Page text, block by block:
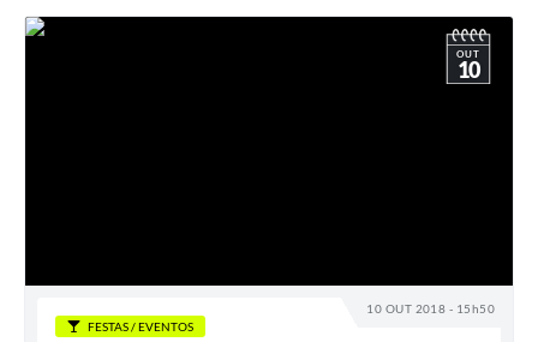
10 OUT 2018 - 15h50
OUT
10
FESTAS / EVENTOS